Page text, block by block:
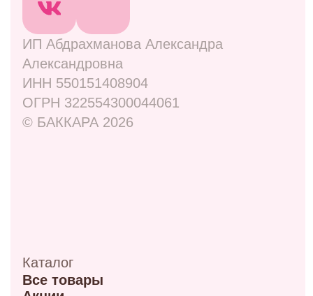
Адреса
ул. Маркса, 6
+7 (913) 617-93-32
Режим работы: 9:00–21:00
ул. Красный путь 105В